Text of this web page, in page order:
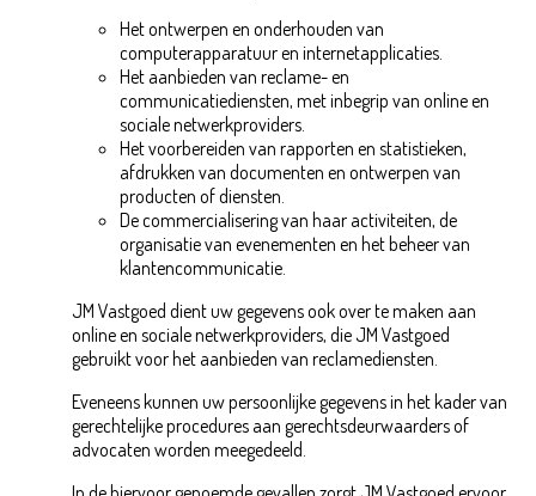
Het ontwerpen en onderhouden van
computerapparatuur en internetapplicaties.
Het aanbieden van reclame- en
communicatiediensten, met inbegrip van online en
sociale netwerkproviders.
Het voorbereiden van rapporten en statistieken,
afdrukken van documenten en ontwerpen van
producten of diensten.
De commercialisering van haar activiteiten, de
organisatie van evenementen en het beheer van
klantencommunicatie.
JM Vastgoed dient uw gegevens ook over te maken aan
online en sociale netwerkproviders, die JM Vastgoed
gebruikt voor het aanbieden van reclamediensten.
Eveneens kunnen uw persoonlijke gegevens in het kader van
gerechtelijke procedures aan gerechtsdeurwaarders of
advocaten worden meegedeeld.